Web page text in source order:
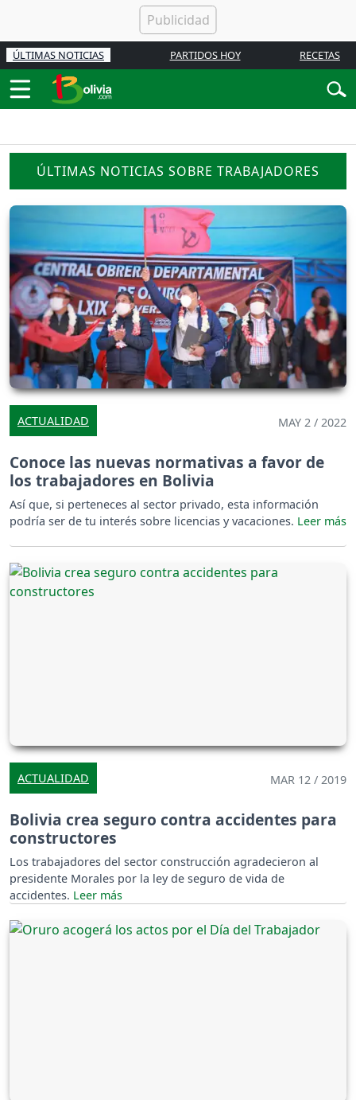
ÚLTIMAS NOTICIAS PARTIDOS HOY RECETAS
ÚLTIMAS NOTICIAS SOBRE TRABAJADORES
ACTUALIDAD MAY 2 / 2022
Conoce las nuevas normativas a favor de
los trabajadores en Bolivia
Así que, si perteneces al sector privado, esta información
podría ser de tu interés sobre licencias y vacaciones.
ACTUALIDAD MAR 12 / 2019
Bolivia crea seguro contra accidentes para
constructores
Los trabajadores del sector construcción agradecieron al
presidente Morales por la ley de seguro de vida de
accidentes.